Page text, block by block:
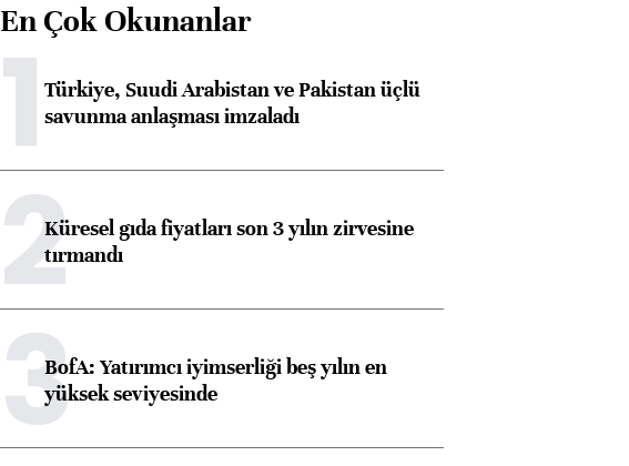
En Çok Okunanlar
1Türkiye, Suudi Arabistan ve Pakistan üçlü
savunma anlaşması imzaladı
2Küresel gıda fiyatları son 3 yılın zirvesine
tırmandı
3BofA: Yatırımcı iyimserliği beş yılın en
yüksek seviyesinde